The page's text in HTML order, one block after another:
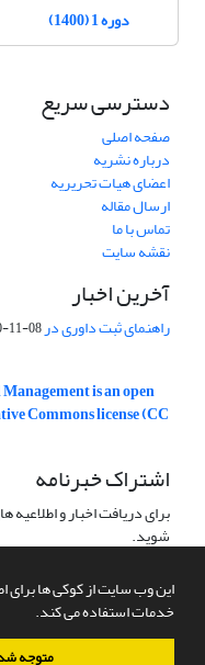
این وب سایت از کوکی ها برای
خدمات استفاده می کند.
متوجه
دوره 1 (1400)
دسترسی سریع
صفحه اصلی
درباره نشریه
اعضای هیات تحریریه
ارسال مقاله
تماس با ما
نقشه سایت
آخرین اخبار
راهنمای ثبت داوری در Publons11-08
is an open
Commons license (CC
اشتراک خبرنامه
برای دریافت اخبار و
شوید.